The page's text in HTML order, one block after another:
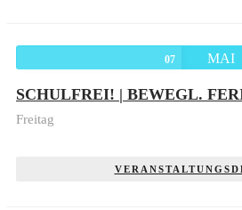
07 MAI
SCHULFREI! | BEWEGL.
Freitag